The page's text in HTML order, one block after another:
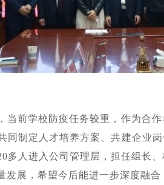
当前学校防疫任务较重，作为合
同制定人才培养方案、共建企业
多人进入公司管理层，担任组长
发展，希望今后能进一步深度融合